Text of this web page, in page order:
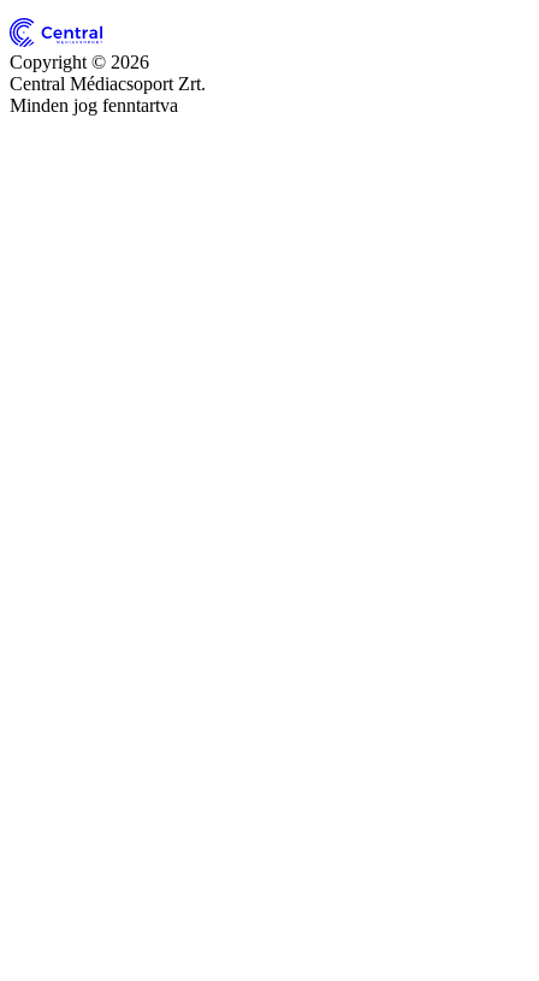
Copyright © 2026
Central Médiacsoport Zrt.
Minden jog fenntartva